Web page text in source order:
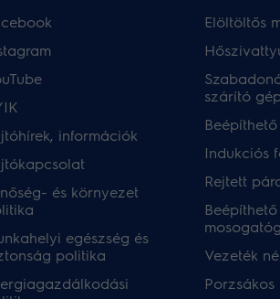
információk
és környezet
egészség és
politika
Elöltöltős
szárító
Indukciós
Rejtett
Beépíthető
Vezeték